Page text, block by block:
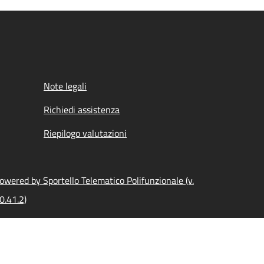
Note legali
Richiedi assistenza
Riepilogo valutazioni
by Sportello Telematico Polifunzionale (v.